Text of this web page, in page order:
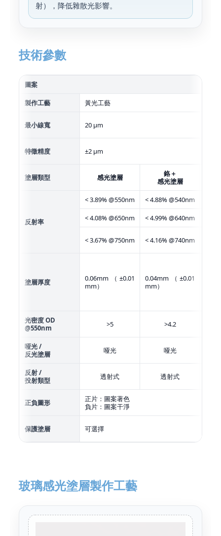
射），降低雜散光影響。
技術參數
圖案
製作工藝 黃光工藝
最小線寬 20 μm
特徵精度 ±2 μm
塗層類型 感光塗層
鉻＋
感光塗層
反射率
< 3.89% @550nm < 4.88% @540nm
< 4.08% @650nm < 4.99% @640nm
< 3.67% @750nm < 4.16% @740nm
塗層厚度
0.06mm（±0.01
mm）
0.04mm（±0.01
mm）
光密度 OD
@550nm
>5 >4.2
哑光 /
反光塗層
哑光 哑光
反射 /
投射類型
透射式 透射式
正負圖形
正片：圖案著色
負片：圖案干淨
保護塗層 可選擇
玻璃感光塗層製作工藝